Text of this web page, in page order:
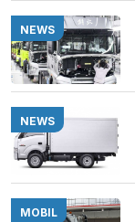
NEWS
NEWS
MOBIL